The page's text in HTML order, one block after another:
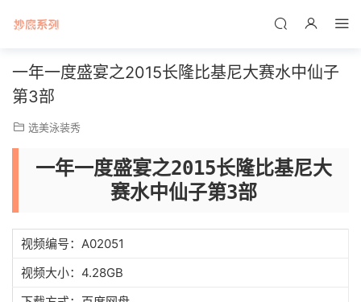
一年一度盛宴之2015长隆比基尼大赛水中仙子
第3部
选美泳装秀
一年一度盛宴之2015长隆比基尼大
赛水中仙子第3部
视频编号：A02051
视频大小：4.28GB